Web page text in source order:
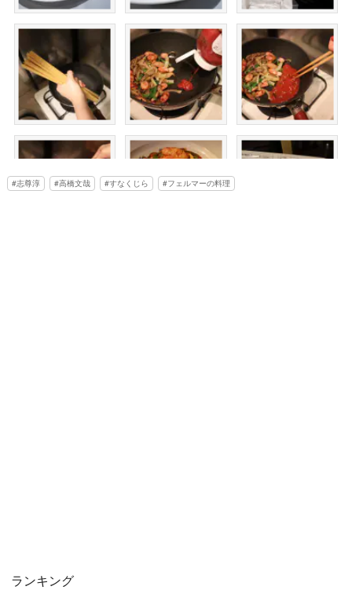
志尊淳 高橋文哉 すなくじら フェルマーの料理
ランキング